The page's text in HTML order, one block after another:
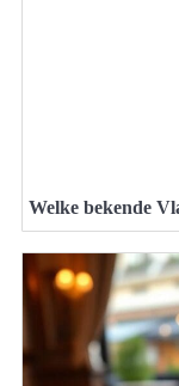
Welke bekende